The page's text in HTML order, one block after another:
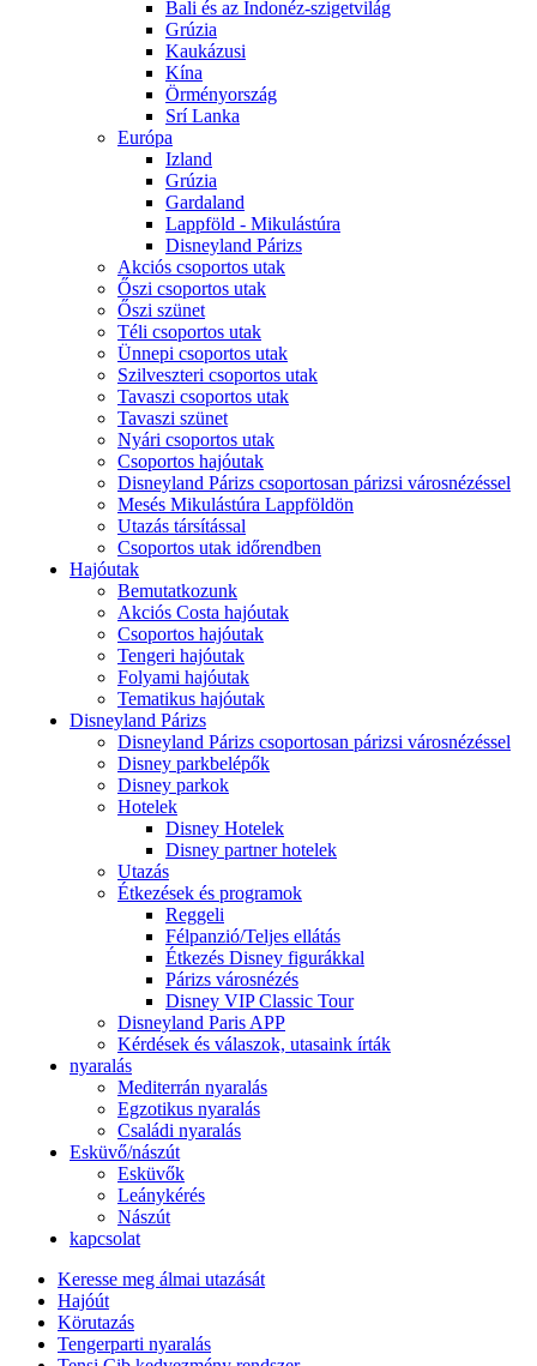
Bali és az Indonéz-szigetvilág
Grúzia
Kaukázusi
Kína
Örményország
Srí Lanka
Európa
Izland
Grúzia
Gardaland
Lappföld - Mikulástúra
Disneyland Párizs
Akciós csoportos utak
Őszi csoportos utak
Őszi szünet
Téli csoportos utak
Ünnepi csoportos utak
Szilveszteri csoportos utak
Tavaszi csoportos utak
Tavaszi szünet
Nyári csoportos utak
Csoportos hajóutak
Disneyland Párizs csoportosan párizsi városnézéssel
Mesés Mikulástúra Lappföldön
Utazás társítással
Csoportos utak időrendben
Hajóutak
Bemutatkozunk
Akciós Costa hajóutak
Csoportos hajóutak
Tengeri hajóutak
Folyami hajóutak
Tematikus hajóutak
Disneyland Párizs
Disneyland Párizs csoportosan párizsi városnézéssel
Disney parkbelépők
Disney parkok
Hotelek
Disney Hotelek
Disney partner hotelek
Utazás
Étkezések és programok
Reggeli
Félpanzió/Teljes ellátás
Étkezés Disney figurákkal
Párizs városnézés
Disney VIP Classic Tour
Disneyland Paris APP
Kérdések és válaszok, utasaink írták
nyaralás
Mediterrán nyaralás
Egzotikus nyaralás
Családi nyaralás
Esküvő/nászút
Esküvők
Leánykérés
Nászút
kapcsolat
Keresse meg álmai utazását
Hajóút
Körutazás
Tengerparti nyaralás